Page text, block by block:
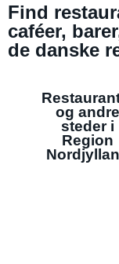
Find
caféer,
de danske
og andre
steder i
Region